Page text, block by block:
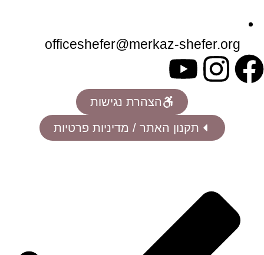
officeshefer@merkaz-shefer.org
הצהרת נגישות
תקנון האתר / מדיניות פרטיות